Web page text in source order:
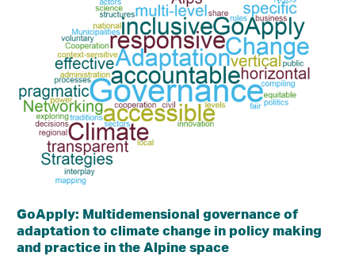
GoApply: Multidemensional governance of
adaptation to climate change in policy making
and practice in the Alpine space